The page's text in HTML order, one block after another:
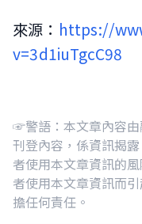
來源： https://
v=3d1iuTgcC98
☞警語：本文章內容由
刊登內容，係資訊揭
者使用本文章資訊的
者使用本文章資訊而
擔任何責任。